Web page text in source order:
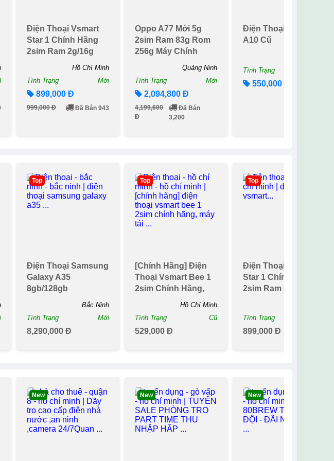
Điện Thoại Vsmart
Star 1 Chính Hãng
2sim Ram 2g/16g
Chiến Game Nặng
Hồ Chí Minh
Tình Trạng
Mới
899,000 Đ
999,000 Đ Đã Bán 943
Oppo A77 Mới 5g
2sim Ram 83g Rom
256g Máy Chính
Quảng Ninh
Tình Trạng
Mới
2,094,800 Đ
4,199,600
Đ
Đã Bán
3,200
Điện Thoại Samsung
A10 Cũ
Tình Trạng
550,000 Đ
Top
Điện Thoại Samsung
Galaxy A35
8gb/128gb
Bắc Ninh
Tình Trạng
Mới
8,290,000 Đ
Top
[chính Hãng] Điện
Thoại Vsmart Bee 1
2sim Chính Hãng,
Hồ Chí Minh
Tình Trạng
Cũ
529,000 Đ
Top
Điện Thoại Vsmart
Star 1 Chính Hãng
2sim Ram 2g/16g
Tình Trạng
899,000 Đ
New New New